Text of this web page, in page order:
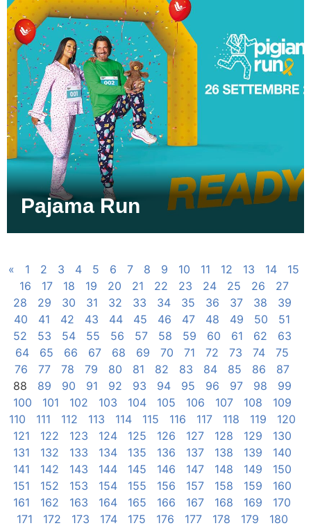
Pajama Run
« 1 2 3 4 5 6 7 8 9 10 11 12 13 14
15
16
17 18 19 20 21 22 23 24 25 26
27
28
29 30 31 32 33 34 35 36 37 38
39
40
41 42 43 44 45 46 47 48 49 50
51
52
53 54 55 56 57 58 59 60 61 62
63
64
65 66 67 68 69 70 71 72 73 74
75
76
77 78 79 80 81 82 83 84 85 86
87
88
89 90 91 92 93 94 95 96 97 98
99
100
101 102 103 104 105 106 107 108
109
110
111 112 113 114 115 116 117 118 119
120
121
122 123 124 125 126 127 128 129
130
131
132 133 134 135 136 137 138 139
140
141
142 143 144 145 146 147 148 149
150
151
152 153 154 155 156 157 158 159
160
161
162 163 164 165 166 167 168 169
170
171
172 173 174 175 176 177 178 179
180